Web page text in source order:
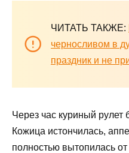
ЧИТАТЬ ТАКЖЕ:
черносливом в
праздник и не
Через час куриный рулет
Кожица истончилась,
полностью вытопилась